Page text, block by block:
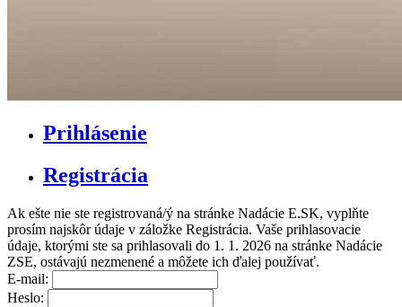
Prihlásenie
Registrácia
Ak ešte nie ste registrovaná/ý na stránke Nadácie E.SK, vyplňte
prosím najskôr údaje v záložke Registrácia. Vaše prihlasovacie
údaje, ktorými ste sa prihlasovali do 1. 1. 2026 na stránke Nadácie
ZSE, ostávajú nezmenené a môžete ich ďalej používať.
E-mail:
Heslo: